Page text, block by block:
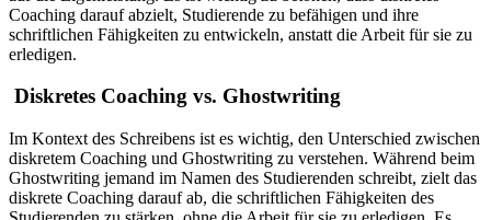
Coaching darauf abzielt, Studierende zu befähigen und ihre
schriftlichen Fähigkeiten zu entwickeln, anstatt die Arbeit für sie zu
erledigen.
Diskretes Coaching vs. Ghostwriting
Im Kontext des Schreibens ist es wichtig, den Unterschied zwischen
diskretem Coaching und Ghostwriting zu verstehen. Während beim
Ghostwriting jemand im Namen des Studierenden schreibt, zielt das
diskrete Coaching darauf ab, die schriftlichen Fähigkeiten des